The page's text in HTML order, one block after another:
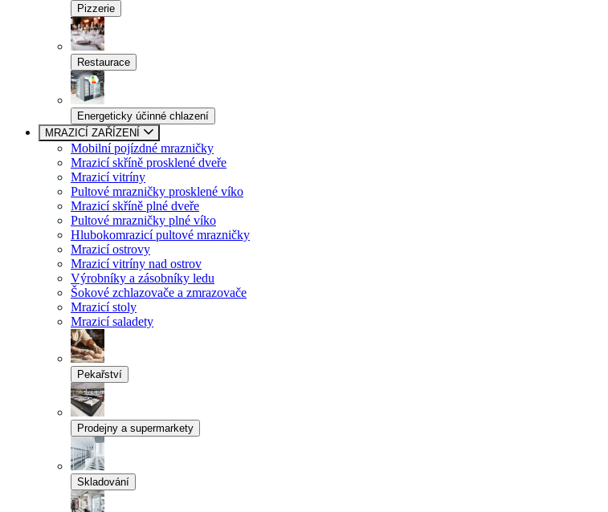
Pizzerie
Restaurace
Energeticky účinné chlazení
MRAZICÍ ZAŘÍZENÍ
Mobilní pojízdné mrazničky
Mrazicí skříně prosklené dveře
Mrazicí vitríny
Pultové mrazničky prosklené víko
Mrazicí skříně plné dveře
Pultové mrazničky plné víko
Hlubokomrazicí pultové mrazničky
Mrazicí ostrovy
Mrazicí vitríny nad ostrov
Výrobníky a zásobníky ledu
Šokové zchlazovače a zmrazovače
Mrazicí stoly
Mrazicí saladety
Pekařství
Prodejny a supermarkety
Skladování